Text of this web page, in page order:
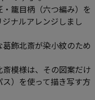
籠目柄（六つ編み）を
ナルアレンジしまし
葛飾北斎が染小紋のため
模様は、その図案だけ
）を使って描き写す方